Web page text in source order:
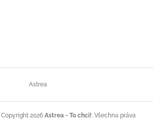
Astrea
Copyright 2026Astrea - To chci!. Všechna práva